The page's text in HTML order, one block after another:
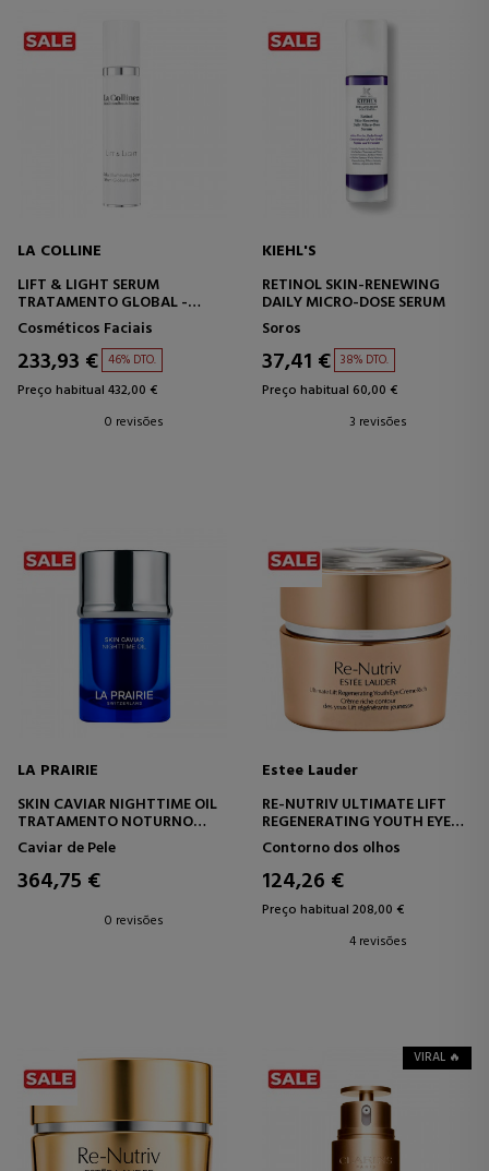
LA COLLINE
LIFT & LIGHT SERUM
TRATAMENTO GLOBAL -
ILUMINADOR
Cosméticos Faciais
233,93 € 46% DTO.
Preço habitual 432,00 €
0 revisões
KIEHL'S
RETINOL SKIN-RENEWING
DAILY MICRO-DOSE SERUM
Soros
37,41 € 38% DTO.
Preço habitual 60,00 €
3 revisões
LA PRAIRIE
SKIN CAVIAR NIGHTTIME OIL
TRATAMENTO NOTURNO
COM RETINOL DE CAVIAR
Caviar de Pele
364,75 €
0 revisões
Estee Lauder
RE-NUTRIV ULTIMATE LIFT
REGENERATING YOUTH EYE
CREME
EFEITO LIFTING NO
CONTORNO DOS OLHOS
Contorno dos olhos
124,26 €
Preço habitual 208,00 €
4 revisões
VIRAL 🔥